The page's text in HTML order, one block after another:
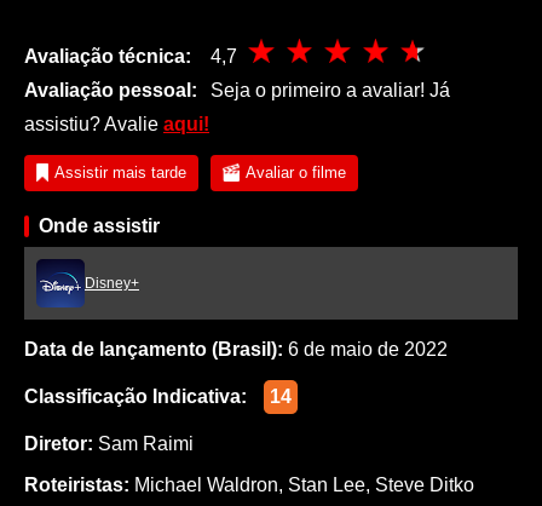
Avaliação técnica:
4,7
Avaliação pessoal:
Seja o primeiro a avaliar! Já
assistiu? Avalie aqui!
Assistir mais tarde Avaliar o filme
Onde assistir
Disney+
Data de lançamento (Brasil): 6 de maio de 2022
Classificação Indicativa: 14
Diretor: Sam Raimi
Roteiristas: Michael Waldron, Stan Lee, Steve Ditko